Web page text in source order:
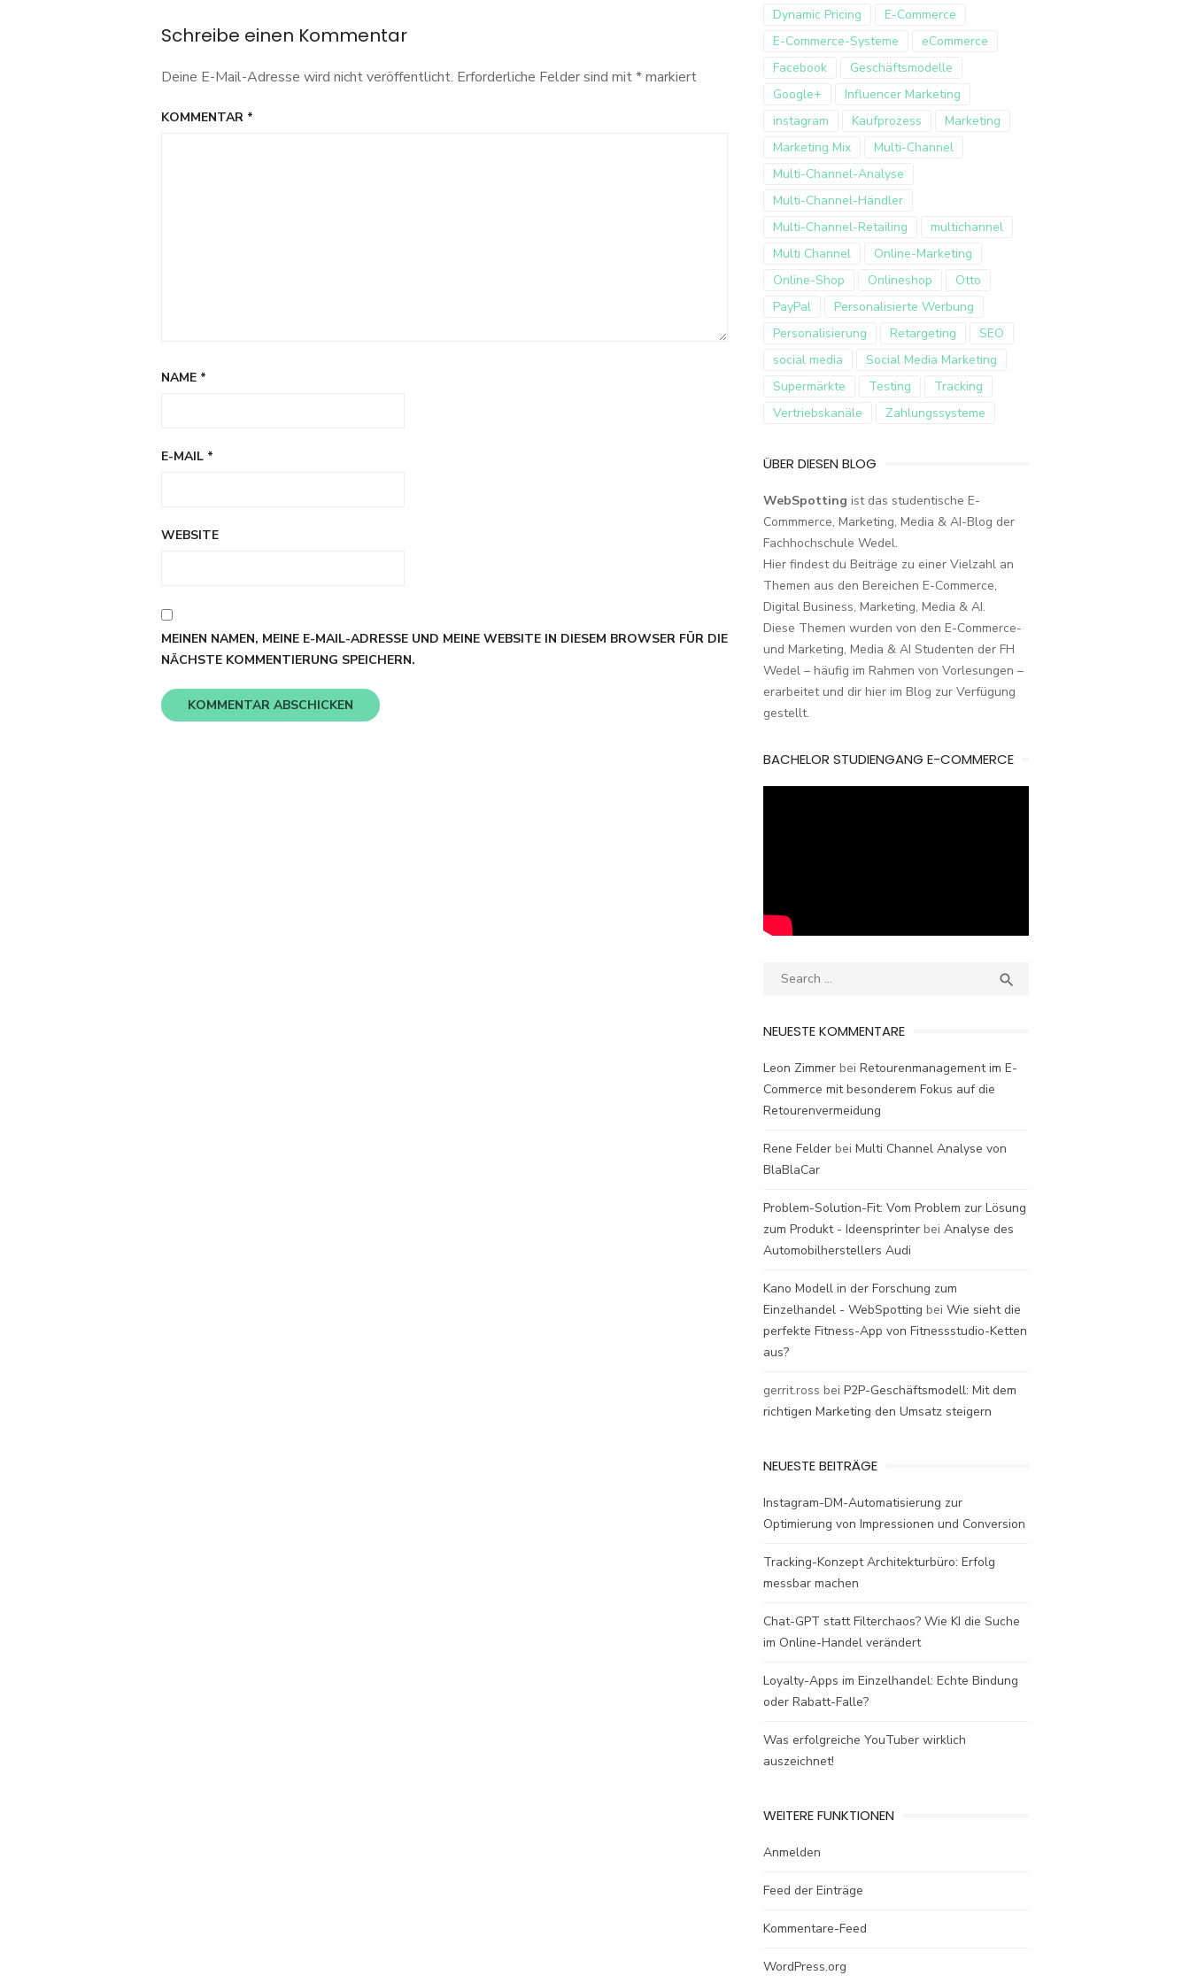
Schreibe einen Kommentar
Deine E-Mail-Adresse wird nicht veröffentlicht. Erforderliche Felder sind mit*markiert
KOMMENTAR *
NAME *
E-MAIL *
WEBSITE
MEINEN NAMEN, MEINE E-MAIL-ADRESSE UND MEINE WEBSITE IN DIESEM BROWSER FÜR DIE
NÄCHSTE KOMMENTIERUNG SPEICHERN.
Dynamic Pricing
E-Commerce
E-Commerce-Systeme
eCommerce
Facebook
Geschäftsmodelle
Google+
Influencer Marketing
instagram
Kaufprozess
Marketing
Marketing Mix
Multi-Channel
Multi-Channel-Analyse
Multi-Channel-Händler
Multi-Channel-Retailing
multichannel
Multi Channel
Online-Marketing
Online-Shop
Onlineshop
Otto
PayPal
Personalisierte Werbung
Personalisierung
Retargeting
SEO
social media
Social Media Marketing
Supermärkte
Testing
Tracking
Vertriebskanäle
Zahlungssysteme
ÜBER DIESEN BLOG
WebSpotting ist das studentische E-
Commmerce, Marketing, Media & AI-Blog der
Fachhochschule Wedel.
Hier findest du Beiträge zu einer Vielzahl an
Themen aus den Bereichen E-Commerce,
Digital Business, Marketing, Media & AI.
Diese Themen wurden von den E-Commerce-
und Marketing, Media & AI Studenten der FH
Wedel – häufig im Rahmen von Vorlesungen –
erarbeitet und dir hier im Blog zur Verfügung
gestellt.
BACHELOR STUDIENGANG E-COMMERCE
Search

NEUESTE KOMMENTARE
Leon Zimmer bei Retourenmanagement im E-
Commerce mit besonderem Fokus auf die
Retourenvermeidung
Rene Felder bei Multi Channel Analyse von
BlaBlaCar
Problem-Solution-Fit: Vom Problem zur Lösung
zum Produkt - Ideensprinter bei Analyse des
Automobilherstellers Audi
Kano Modell in der Forschung zum
Einzelhandel - WebSpotting bei Wie sieht die
perfekte Fitness-App von Fitnessstudio-Ketten
aus?
gerrit.ross bei P2P-Geschäftsmodell: Mit dem
richtigen Marketing den Umsatz steigern
NEUESTE BEITRÄGE
Instagram-DM-Automatisierung zur
Optimierung von Impressionen und Conversion
Tracking-Konzept Architekturbüro: Erfolg
messbar machen
Chat-GPT statt Filterchaos? Wie KI die Suche
im Online-Handel verändert
Loyalty-Apps im Einzelhandel: Echte Bindung
oder Rabatt-Falle?
Was erfolgreiche YouTuber wirklich
auszeichnet!
WEITERE FUNKTIONEN
Anmelden
Feed der Einträge
Kommentare-Feed
WordPress.org